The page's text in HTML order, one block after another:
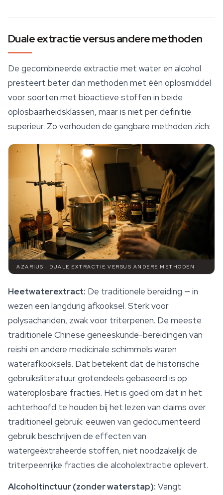
Duale extractie versus andere methoden
De gecombineerde extractie met water en alcohol
presteert beter dan methoden met één oplosmiddel
voor soorten met bioactieve stoffen in beide
oplosbaarheidsklassen, maar is niet per definitie
superieur. Zo verhouden de gangbare methoden zich:
AZARIUS · DUALE EXTRACTIE VERSUS ANDERE METHODEN
Heetwaterextract: De traditionele bereiding — in
wezen een langdurig afkooksel. Sterk voor
polysachariden, zwak voor triterpenen. De meeste
traditionele Chinese geneeskunde-bereidingen van
reishi en andere medicinale schimmels waren
waterafkooksels. Dat betekent dat de historische
gebruiksliteratuur grotendeels gebaseerd is op
wateroplosbare fracties. Het is goed om dat in het
achterhoofd te houden bij het lezen van claims over
traditioneel gebruik: eeuwen van gedocumenteerd
gebruik beschrijven de effecten van
watergeëxtraheerde stoffen, niet noodzakelijk de
triterpeenrijke fracties die alcoholextractie oplevert.
Alcoholtinctuur (zonder waterstap): Vangt